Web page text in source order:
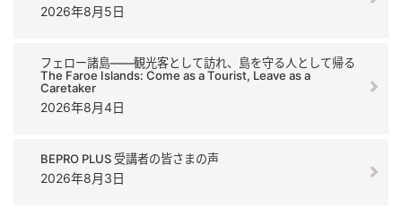
2026年8月5日
フェロー諸島――観光客として訪れ、島を守る人として帰る
The Faroe Islands: Come as a Tourist, Leave as a
Caretaker
2026年8月4日
BEPRO PLUS 受講者の皆さまの声
2026年8月3日